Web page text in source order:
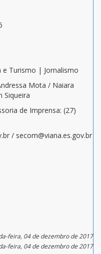
e Turismo | Jornalismo
Mota / Naiara
Siqueira
de Imprensa: (27)
/ secom@viana.es.gov.br
feira, 04 de dezembro de 2017
feira, 04 de dezembro de 2017